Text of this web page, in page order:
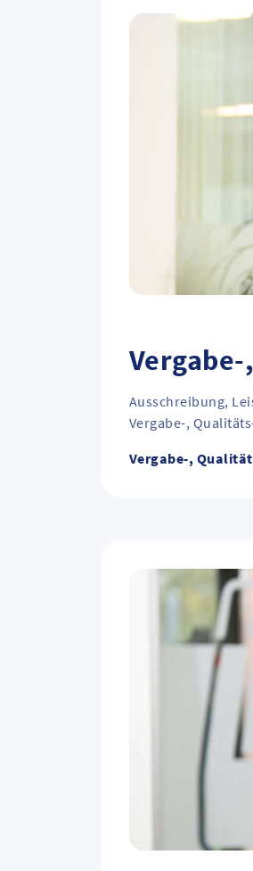
Ausschreibung,
Vergabe-,
Vergabe-,